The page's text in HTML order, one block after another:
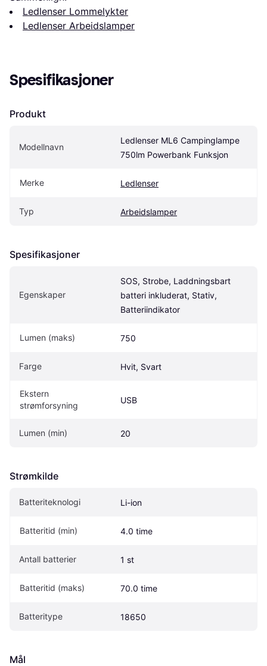
Ledlenser Lommelykter
Ledlenser Arbeidslamper
Spesifikasjoner
Produkt
Modellnavn
Ledlenser ML6 Campinglampe
750lm Powerbank Funksjon
Merke Ledlenser
Typ Arbeidslamper
Spesifikasjoner
Egenskaper
SOS, Strobe, Laddningsbart
batteri inkluderat, Stativ,
Batteriindikator
Lumen (maks) 750
Farge Hvit, Svart
Ekstern
strømforsyning
USB
Lumen (min) 20
Strømkilde
Batteriteknologi Li-ion
Batteritid (min) 4.0 time
Antall batterier 1 st
Batteritid (maks) 70.0 time
Batteritype 18650
Mål